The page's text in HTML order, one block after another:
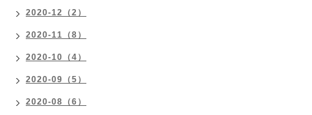
2020-12（2）
2020-11（8）
2020-10（4）
2020-09（5）
2020-08（6）